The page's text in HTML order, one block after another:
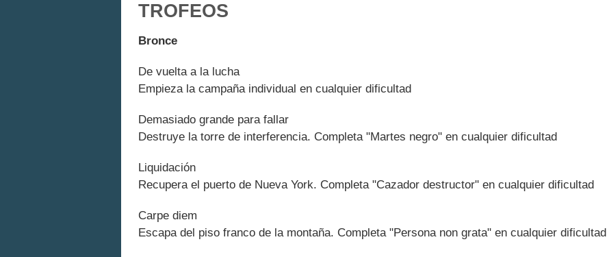
TROFEOS
Bronce
De vuelta a la lucha
Empieza la campaña individual en cualquier dificultad
Demasiado grande para fallar
Destruye la torre de interferencia. Completa "Martes negro" en cualquier dificultad
Liquidación
Recupera el puerto de Nueva York. Completa "Cazador destructor" en cualquier dificultad
Carpe diem
Escapa del piso franco de la montaña. Completa "Persona non grata" en cualquier dificultad